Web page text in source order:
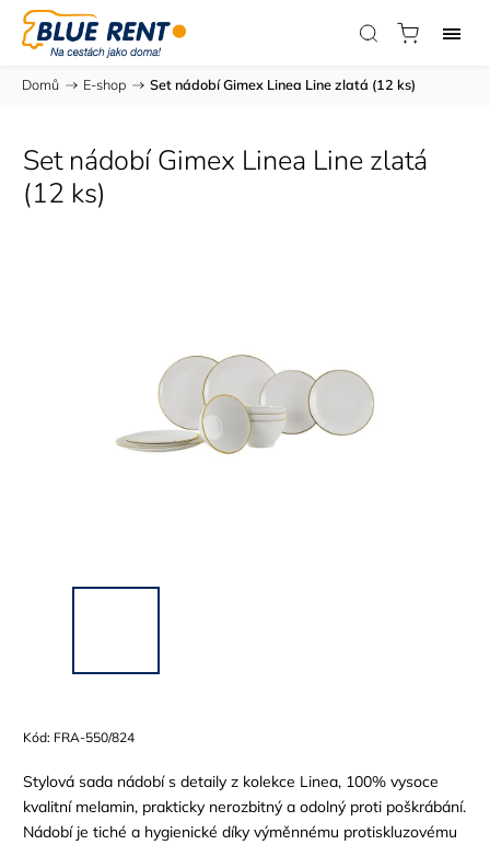
Domů / E-shop / Set nádobí Gimex Linea Line zlatá (12 ks)
Set nádobí Gimex Linea Line zlatá
(12 ks)
Kód: FRA-550/824
Stylová sada nádobí s detaily z kolekce Linea, 100% vysoce
kvalitní melamin, prakticky nerozbitný a odolný proti poškrábání.
Nádobí je tiché a hygienické díky výměnnému protiskluzovému